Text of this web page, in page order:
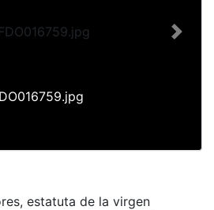
Next
estatuta de la virgen